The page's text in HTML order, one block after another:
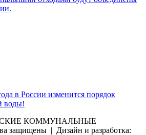
в России изменится порядок
воды!
КОММУНАЛЬНЫЕ
| Дизайн и разработка: